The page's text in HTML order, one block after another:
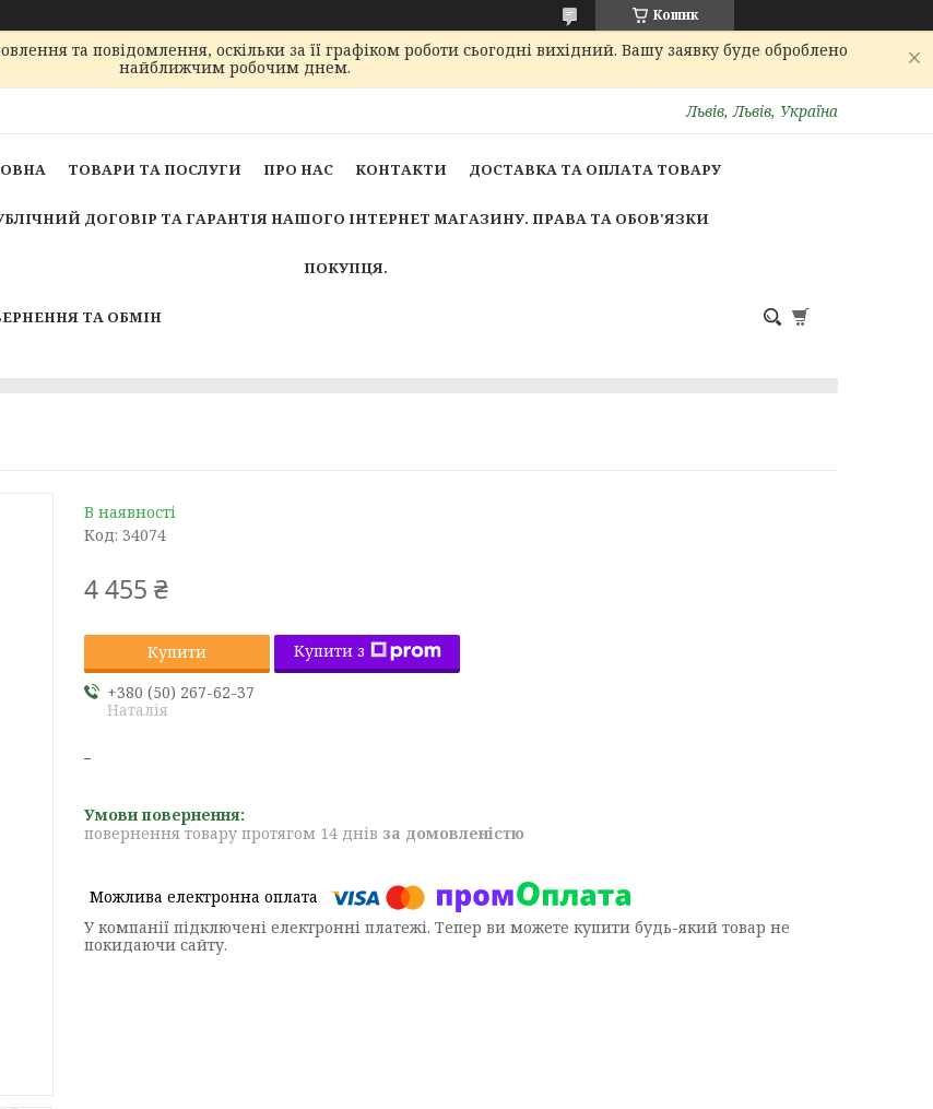
Кошик
та повідомлення, оскільки за її графіком роботи сьогодні вихідний. Вашу заявку буде оброблено
найближчим робочим днем.
Львів, Львів, Україна
ТОВАРИ ТА ПОСЛУГИ ПРО НАС КОНТАКТИ ДОСТАВКА ТА ОПЛАТА ТОВАРУ
ДОГОВІР ТА ГАРАНТІЯ НАШОГО ІНТЕРНЕТ МАГАЗИНУ. ПРАВА ТА ОБОВ'ЯЗКИ
ПОКУПЦЯ.
ТА ОБМІН
В наявності
Код: 34074
4 455 ₴
Купити
Купити з
+380 (50) 267-62-37
Наталія
повернення товару протягом 14 днів за домовленістю
У компанії підключені електронні платежі. Тепер ви можете купити будь-який товар не
покидаючи сайту.